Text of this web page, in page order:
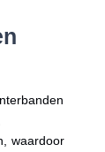
waardoor